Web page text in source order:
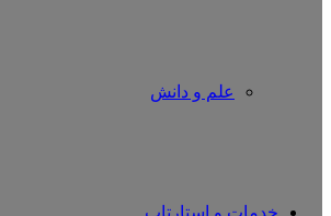
علم و دانش
خدمات و استارتاپ